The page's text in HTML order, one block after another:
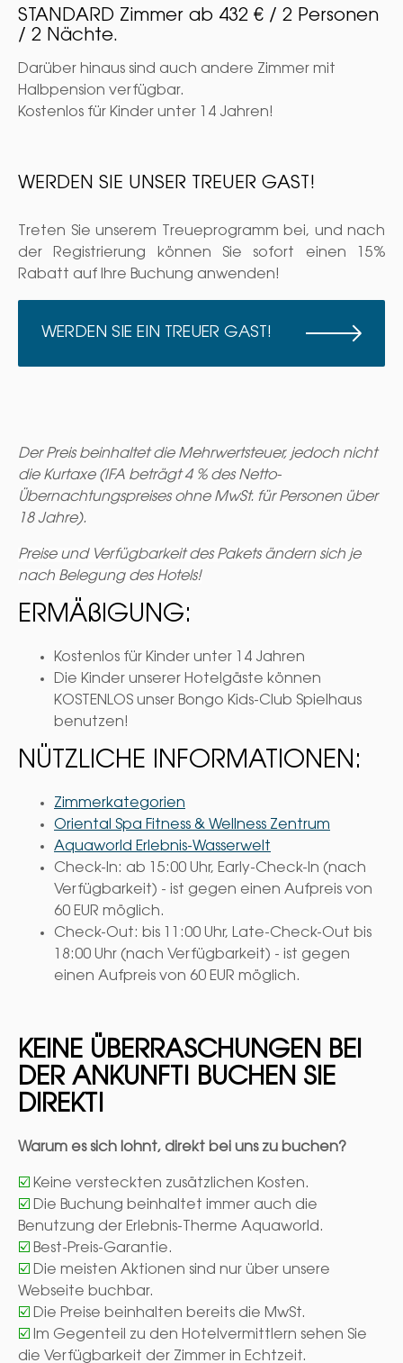
STANDARD Zimmer ab 432 € / 2 Personen
/ 2 Nächte.
Darüber hinaus sind auch andere Zimmer mit
Halbpension verfügbar.
Kostenlos für Kinder unter 14 Jahren!
WERDEN SIE UNSER TREUER GAST!
Treten Sie unserem Treueprogramm bei, und nach
der Registrierung können Sie sofort einen 15%
Rabatt auf Ihre Buchung anwenden!
WERDEN SIE EIN TREUER GAST!
Der Preis beinhaltet die Mehrwertsteuer, jedoch nicht
die Kurtaxe (IFA beträgt 4 % des Netto-
Übernachtungspreises ohne MwSt. für Personen über
18 Jahre).
Preise und Verfügbarkeit des Pakets ändern sich je
nach Belegung des Hotels!
ERMÄßIGUNG:
Kostenlos für Kinder unter 14 Jahren
Die Kinder unserer Hotelgäste können
KOSTENLOS unser Bongo Kids-Club Spielhaus
benutzen!
NÜTZLICHE INFORMATIONEN:
Zimmerkategorien
Oriental Spa Fitness & Wellness Zentrum
Aquaworld Erlebnis-Wasserwelt
Check-In: ab 15:00 Uhr, Early-Check-In (nach
Verfügbarkeit) - ist gegen einen Aufpreis von
60 EUR möglich.
Check-Out: bis 11:00 Uhr, Late-Check-Out bis
18:00 Uhr (nach Verfügbarkeit) - ist gegen
einen Aufpreis von 60 EUR möglich.
KEINE ÜBERRASCHUNGEN BEI
DER ANKUNFT! BUCHEN SIE
DIREKT!
Warum es sich lohnt, direkt bei uns zu buchen?
☑️ Keine versteckten zusätzlichen Kosten.
☑️ Die Buchung beinhaltet immer auch die
Benutzung der Erlebnis-Therme Aquaworld.
☑️ Best-Preis-Garantie.
☑️ Die meisten Aktionen sind nur über unsere
Webseite buchbar.
☑️ Die Preise beinhalten bereits die MwSt.
☑️ Im Gegenteil zu den Hotelvermittlern sehen Sie
die Verfügbarkeit der Zimmer in Echtzeit.